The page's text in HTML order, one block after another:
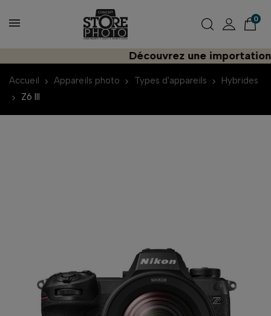
0
Découvrez une importation
Accueil Appareils photo Types d'appareils
Hybrides
Z6 III